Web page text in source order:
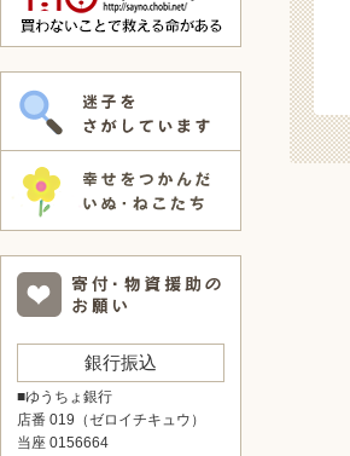
銀行振込
■ゆうちょ銀行
店番 019（ゼロイチキュウ）
当座 0156664